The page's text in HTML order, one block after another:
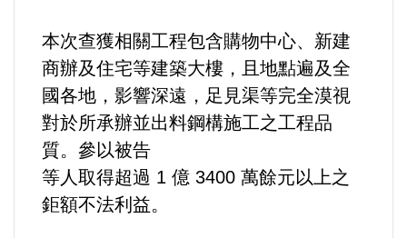
防災/救災
考試/監察
國安/國防/外交
本次查獲相關工程包含購物中心、新建
商辦及住宅等建築大樓，且地點遍及全
國各地，影響深遠，足見渠等完全漠視
對於所承辦並出料鋼構施工之工程品
質。參以被告
等人取得超過 1 億 3400 萬餘元以上之
鉅額不法利益。